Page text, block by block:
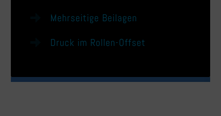
Mehrseitige Beilagen
Druck im Rollen-Offset